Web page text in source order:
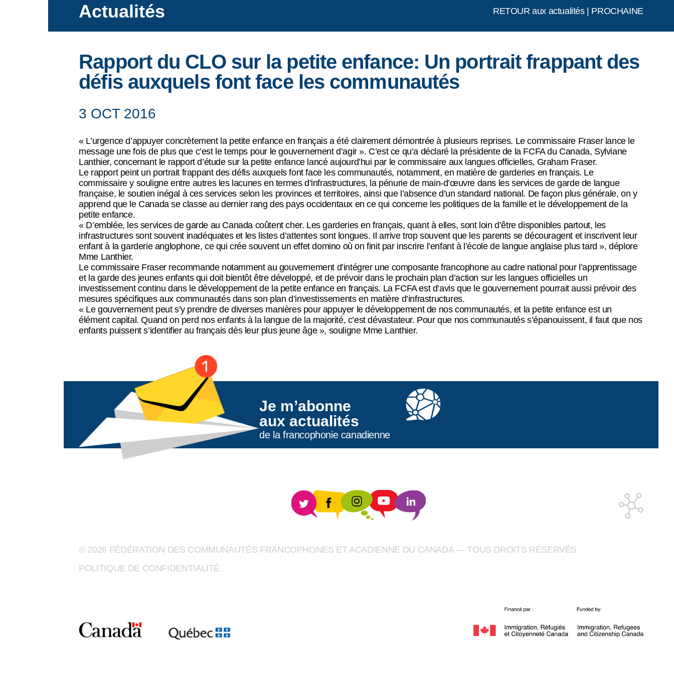
Actualités RETOUR aux actualités| PROCHAINE
Rapport du CLO sur la petite enfance: Un portrait frappant des
défis auxquels font face les communautés
3 OCT 2016
« L’urgence d’appuyer concrètement la petite enfance en français a été clairement démontrée à plusieurs reprises. Le commissaire Fraser lance le
message une fois de plus que c’est le temps pour le gouvernement d’agir ». C’est ce qu’a déclaré la présidente de la FCFA du Canada, Sylviane
Lanthier, concernant le rapport d’étude sur la petite enfance lancé aujourd’hui par le commissaire aux langues officielles, Graham Fraser.
Le rapport peint un portrait frappant des défis auxquels font face les communautés, notamment, en matière de garderies en français. Le
commissaire y souligne entre autres les lacunes en termes d’infrastructures, la pénurie de main-d’œuvre dans les services de garde de langue
française, le soutien inégal à ces services selon les provinces et territoires, ainsi que l’absence d’un standard national. De façon plus générale, on y
apprend que le Canada se classe au dernier rang des pays occidentaux en ce qui concerne les politiques de la famille et le développement de la
petite enfance.
« D’emblée, les services de garde au Canada coûtent cher. Les garderies en français, quant à elles, sont loin d’être disponibles partout, les
infrastructures sont souvent inadéquates et les listes d’attentes sont longues. Il arrive trop souvent que les parents se découragent et inscrivent leur
enfant à la garderie anglophone, ce qui crée souvent un effet domino où on finit par inscrire l’enfant à l’école de langue anglaise plus tard », déplore
Mme Lanthier.
Le commissaire Fraser recommande notamment au gouvernement d’intégrer une composante francophone au cadre national pour l’apprentissage
et la garde des jeunes enfants qui doit bientôt être développé, et de prévoir dans le prochain plan d’action sur les langues officielles un
investissement continu dans le développement de la petite enfance en français. La FCFA est d’avis que le gouvernement pourrait aussi prévoir des
mesures spécifiques aux communautés dans son plan d’investissements en matière d’infrastructures.
« Le gouvernement peut s’y prendre de diverses manières pour appuyer le développement de nos communautés, et la petite enfance est un
élément capital. Quand on perd nos enfants à la langue de la majorité, c’est dévastateur. Pour que nos communautés s’épanouissent, il faut que nos
enfants puissent s’identifier au français dès leur plus jeune âge », souligne Mme Lanthier.
Je m’abonne
aux actualités
de la francophonie canadienne
© 2026 FÉDÉRATION DES COMMUNAUTÉS FRANCOPHONES ET ACADIENNE DU CANADA — TOUS DROITS RÉSERVÉS
POLITIQUE DE CONFIDENTIALITÉ